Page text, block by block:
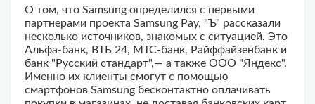
О том, что Samsung определился с первыми
партнерами проекта Samsung Pay, "Ъ" рассказали
несколько источников, знакомых с ситуацией. Это
Альфа-банк, ВТБ 24, МТС-банк, Райффайзенбанк и
банк "Русский стандарт",— а также ООО "Яндекс".
Именно их клиенты смогут с помощью
смартфонов Samsung бесконтактно оплачивать